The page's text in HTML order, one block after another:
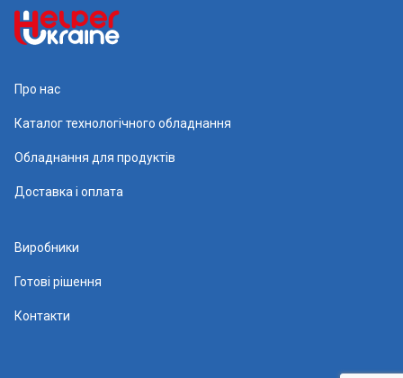
Про нас
Каталог технологічного обладнання
Обладнання для продуктів
Доставка і оплата
Виробники
Готові рішення
Контакти